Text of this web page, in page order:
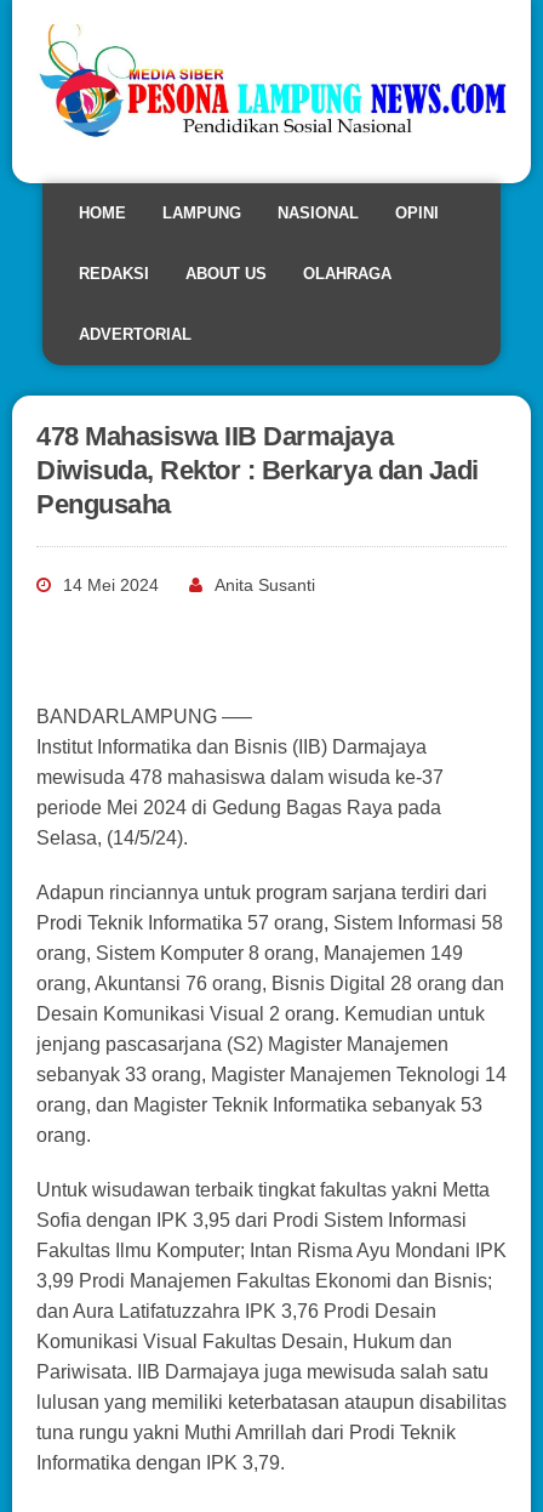
HOME LAMPUNG NASIONAL OPINI
REDAKSI ABOUT US OLAHRAGA
ADVERTORIAL
478 Mahasiswa IIB Darmajaya
Diwisuda, Rektor : Berkarya dan Jadi
Pengusaha
14 Mei 2024 Anita Susanti
BANDARLAMPUNG —–
Institut Informatika dan Bisnis (IIB) Darmajaya
mewisuda 478 mahasiswa dalam wisuda ke-37
periode Mei 2024 di Gedung Bagas Raya pada
Selasa, (14/5/24).
Adapun rinciannya untuk program sarjana terdiri dari
Prodi Teknik Informatika 57 orang, Sistem Informasi 58
orang, Sistem Komputer 8 orang, Manajemen 149
orang, Akuntansi 76 orang, Bisnis Digital 28 orang dan
Desain Komunikasi Visual 2 orang. Kemudian untuk
jenjang pascasarjana (S2) Magister Manajemen
sebanyak 33 orang, Magister Manajemen Teknologi 14
orang, dan Magister Teknik Informatika sebanyak 53
orang.
Untuk wisudawan terbaik tingkat fakultas yakni Metta
Sofia dengan IPK 3,95 dari Prodi Sistem Informasi
Fakultas Ilmu Komputer; Intan Risma Ayu Mondani IPK
3,99 Prodi Manajemen Fakultas Ekonomi dan Bisnis;
dan Aura Latifatuzzahra IPK 3,76 Prodi Desain
Komunikasi Visual Fakultas Desain, Hukum dan
Pariwisata. IIB Darmajaya juga mewisuda salah satu
lulusan yang memiliki keterbatasan ataupun disabilitas
tuna rungu yakni Muthi Amrillah dari Prodi Teknik
Informatika dengan IPK 3,79.